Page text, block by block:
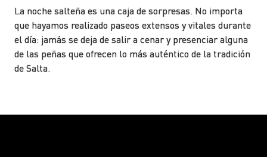
La noche salteña es una caja de sorpresas. No importa
que hayamos realizado paseos extensos y vitales durante
el día: jamás se deja de salir a cenar y presenciar alguna
de las peñas que ofrecen lo más auténtico de la tradición
de Salta.